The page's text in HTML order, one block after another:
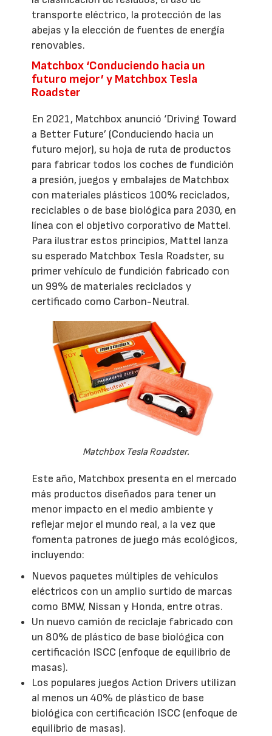
transporte eléctrico, la protección de las
abejas y la elección de fuentes de energía
renovables.
Matchbox ‘Conduciendo hacia un
futuro mejor’ y Matchbox Tesla
Roadster
En 2021, Matchbox anunció ‘Driving Toward
a Better Future’ (Conduciendo hacia un
futuro mejor), su hoja de ruta de productos
para fabricar todos los coches de fundición
a presión, juegos y embalajes de Matchbox
con materiales plásticos 100% reciclados,
reciclables o de base biológica para 2030, en
línea con el objetivo corporativo de Mattel.
Para ilustrar estos principios, Mattel lanza
su esperado Matchbox Tesla Roadster, su
primer vehículo de fundición fabricado con
un 99% de materiales reciclados y
certificado como Carbon-Neutral.
Matchbox Tesla Roadster.
Este año, Matchbox presenta en el mercado
más productos diseñados para tener un
menor impacto en el medio ambiente y
reflejar mejor el mundo real, a la vez que
fomenta patrones de juego más ecológicos,
incluyendo:
Nuevos paquetes múltiples de vehículos
eléctricos con un amplio surtido de marcas
como BMW, Nissan y Honda, entre otras.
Un nuevo camión de reciclaje fabricado con
un 80% de plástico de base biológica con
certificación ISCC (enfoque de equilibrio de
masas).
Los populares juegos Action Drivers utilizan
al menos un 40% de plástico de base
biológica con certificación ISCC (enfoque de
equilibrio de masas).